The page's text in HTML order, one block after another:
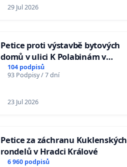
29 Jul 2026
Petice proti výstavbě bytových
domů v ulici K Polabinám v
Pardubicích
104 podpisů
93 Podpisy / 7 dní
23 Jul 2026
Petice za záchranu Kuklenských
rondelů v Hradci Králové
6 960 podpisů